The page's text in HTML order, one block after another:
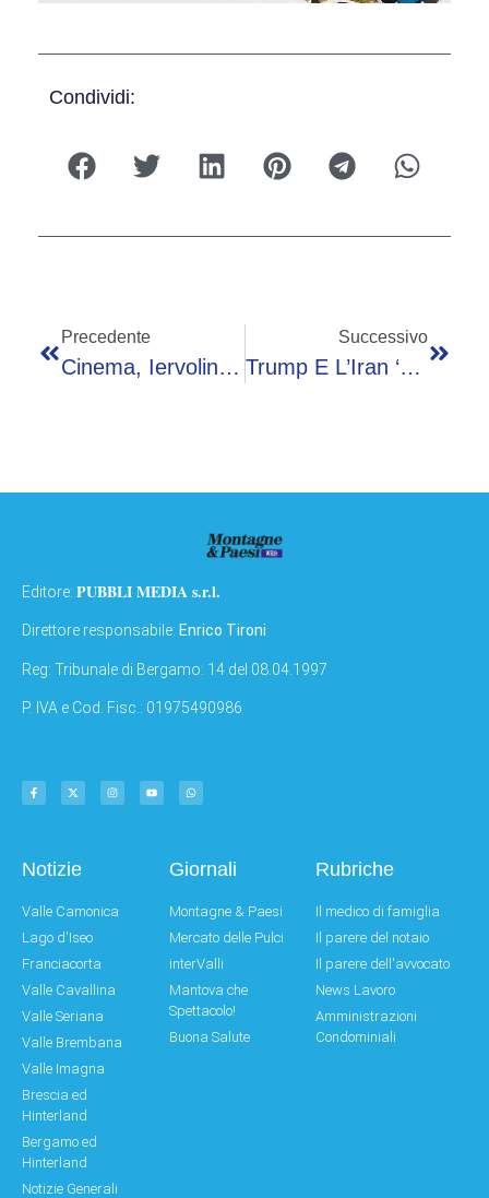
Condividi:
Precedente
Cinema, Iervolino Presenta Un’offerta Vincolante Per L’acquisizione Del 100% Degli Asset Di Sipario Movies
Successivo
Trump E L’Iran ‘americano’, Il Presidente Pubblica La Mappa A Stelle E Strisce
Editore: PUBBLI MEDIA s.r.l.
Direttore responsabile: Enrico Tironi
Reg: Tribunale di Bergamo: 14 del 08.04.1997
P. IVA e Cod. Fisc.: 01975490986
Notizie
Valle Camonica
Lago d'Iseo
Franciacorta
Valle Cavallina
Valle Seriana
Valle Brembana
Valle Imagna
Brescia ed
Hinterland
Bergamo ed
Hinterland
Notizie Generali
Giornali
Montagne & Paesi
Mercato delle Pulci
interValli
Mantova che
Spettacolo!
Buona Salute
Rubriche
Il medico di famiglia
Il parere del notaio
Il parere dell'avvocato
News Lavoro
Amministrazioni
Condominiali